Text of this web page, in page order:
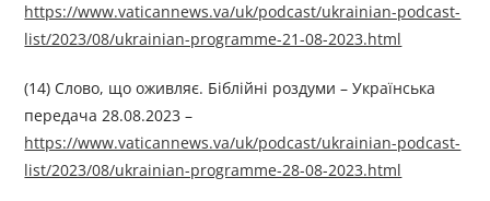
https://www.vaticannews.va/uk/podcast/ukrainian-podcast-
list/2023/08/ukrainian-programme-21-08-2023.html
(14) Слово, що оживляє. Біблійні роздуми – Українська
передача 28.08.2023 –
https://www.vaticannews.va/uk/podcast/ukrainian-podcast-
list/2023/08/ukrainian-programme-28-08-2023.html